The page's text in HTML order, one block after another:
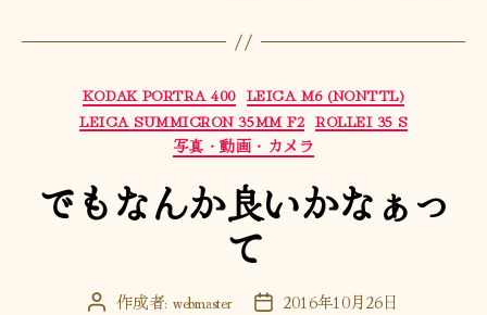
カ
テ
ゴ
リ
ー
KODAK PORTRA 400 LEICA M6 (NONTTL)
LEICA SUMMICRON 35MM F2 ROLLEI 35 S
写真・動画・カメラ
でもなんか良いかなぁっ
て
投 作成者: webmaster
投 2016年10月26日